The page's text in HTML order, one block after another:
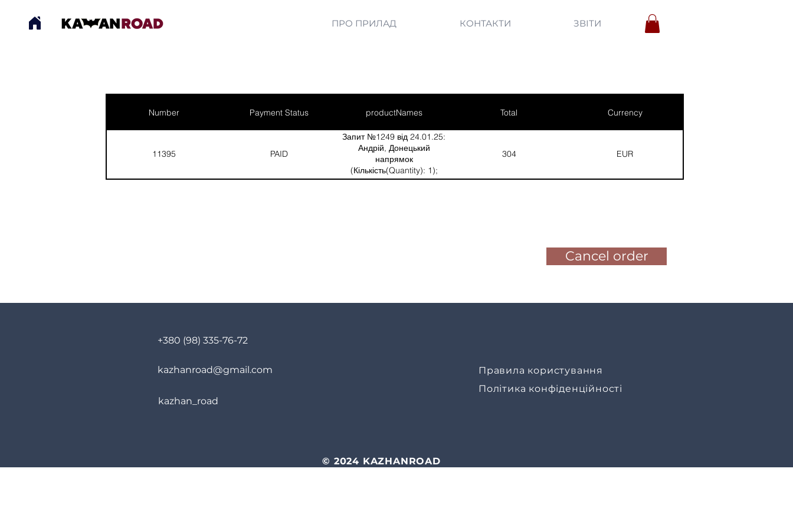
ПРО ПРИЛАД КОНТАКТИ ЗВІТИ
Number Payment Status productNames Total Currency
11395 PAID
Запит №1249 від 24.01.25:
Андрій, Донецький
напрямок
(Кількість(Quantity): 1);
/nЗапит №1252 від 13.02.25:
304 EUR
Cancel order
+380 (98) 335-76-72
kazhanroad@gmail.com
kazhan_road
Правила користування
Політика конфіденційності
© 2024 KAZHANROAD